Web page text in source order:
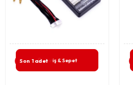
Son 1 adetGiriş & Sepet